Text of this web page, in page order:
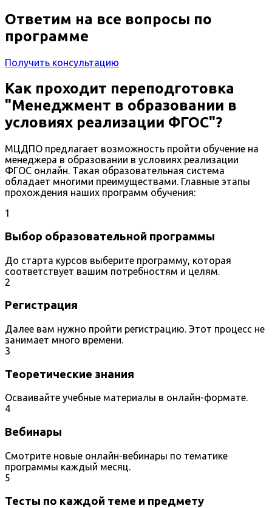
Ответим на все вопросы по
программе
Получить консультацию
Как проходит переподготовка
"Менеджмент в образовании в
условиях реализации ФГОС"?
МЦДПО предлагает возможность пройти обучение на
менеджера в образовании в условиях реализации
ФГОС онлайн. Такая образовательная система
обладает многими преимуществами. Главные этапы
прохождения наших программ обучения:
1
Выбор образовательной программы
До старта курсов выберите программу, которая
соответствует вашим потребностям и целям.
2
Регистрация
Далее вам нужно пройти регистрацию. Этот процесс не
занимает много времени.
3
Теоретические знания
Осваивайте учебные материалы в онлайн-формате.
4
Вебинары
Смотрите новые онлайн-вебинары по тематике
программы каждый месяц.
5
Тесты по каждой теме и предмету